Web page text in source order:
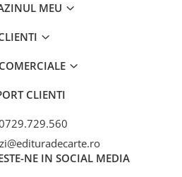
MEU
CLIENTI
NE IN SOCIAL MEDIA